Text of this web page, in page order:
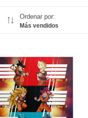
Ordenar por:
Más vendidos